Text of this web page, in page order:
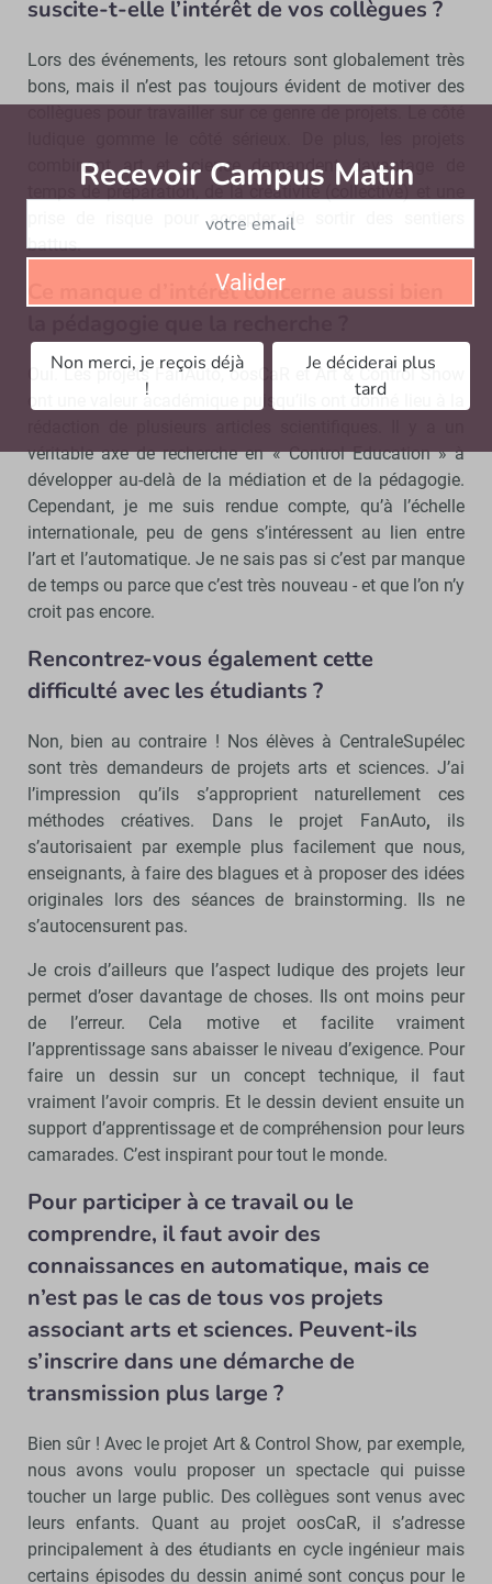
suscite-t-elle l’intérêt de vos collègues ?
Lors des événements, les retours sont globalement très
bons, mais il n’est pas toujours évident de motiver des
combinant art et science demandent davantage de
temps de préparation, de la créativité (collective) et une
prise de risque pour accepter de sortir des sentiers
battus.
Ce manque d’intérêt concerne aussi bien
Oui. Les projets FanAuto, oosCaR et Art & Control Show
ont une valeur académique puisqu’ils ont donné lieu à la
véritable axe de recherche en « Control Education » à
développer au-delà de la médiation et de la pédagogie.
Cependant, je me suis rendue compte, qu’à l’échelle
internationale, peu de gens s’intéressent au lien entre
l’art et l’automatique. Je ne sais pas si c’est par manque
de temps ou parce que c’est très nouveau - et que l’on n’y
croit pas encore.
Rencontrez-vous également cette
difficulté avec les étudiants ?
Non, bien au contraire ! Nos élèves à CentraleSupélec
sont très demandeurs de projets arts et sciences. J’ai
l’impression qu’ils s’approprient naturellement ces
méthodes créatives. Dans le projet FanAuto, ils
s’autorisaient par exemple plus facilement que nous,
enseignants, à faire des blagues et à proposer des idées
originales lors des séances de brainstorming. Ils ne
s’autocensurent pas.
Je crois d’ailleurs que l’aspect ludique des projets leur
permet d’oser davantage de choses. Ils ont moins peur
de l’erreur. Cela motive et facilite vraiment
l’apprentissage sans abaisser le niveau d’exigence. Pour
faire un dessin sur un concept technique, il faut
vraiment l’avoir compris. Et le dessin devient ensuite un
support d’apprentissage et de compréhension pour leurs
camarades. C’est inspirant pour tout le monde.
Pour participer à ce travail ou le
comprendre, il faut avoir des
connaissances en automatique, mais ce
n’est pas le cas de tous vos projets
associant arts et sciences. Peuvent-ils
s’inscrire dans une démarche de
transmission plus large ?
Bien sûr ! Avec le projet Art & Control Show, par exemple,
nous avons voulu proposer un spectacle qui puisse
toucher un large public. Des collègues sont venus avec
leurs enfants. Quant au projet oosCaR, il s’adresse
principalement à des étudiants en cycle ingénieur mais
certains épisodes du dessin animé sont conçus pour le
Recevoir Campus Matin
Valider
Non merci, je reçois déjà
!
Je déciderai plus
tard